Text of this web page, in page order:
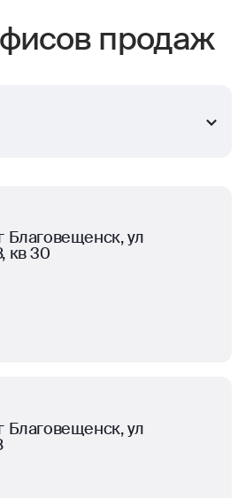
продаж
Благовещенск, ул
кв 30
Благовещенск, ул